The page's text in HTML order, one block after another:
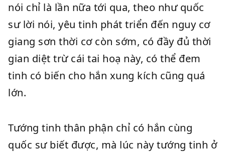
nói chỉ là lần nữa tới qua, theo như quốc
sư lời nói, yêu tinh phát triển đến nguy cơ
giang sơn thời cơ còn sớm, có đầy đủ thời
gian diệt trừ cái tai hoạ này, có thể đem
tinh có biến cho hắn xung kích cũng quá
lớn.
Tướng tinh thân phận chỉ có hắn cùng
quốc sư biết được, mà lúc này tướng tinh ở